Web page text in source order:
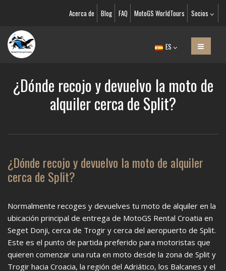
Acerca de Blog FAQ MotoGS WorldTours Socios
ES
¿Dónde recojo y devuelvo la moto de
alquiler cerca de Split?
¿Dónde recojo y devuelvo la moto de alquiler
cerca de Split?
Normalmente recoges y devuelves tu moto de alquiler en la
ubicación principal de entrega de MotoGS Rental Croatia en
Seget Donji, cerca de Trogir y cerca del aeropuerto de Split.
Este es el punto de partida preferido para motoristas que
quieren comenzar una ruta en moto desde la zona de Split y
Trogir hacia Croacia, la región del Adriático, los Balcanes y el